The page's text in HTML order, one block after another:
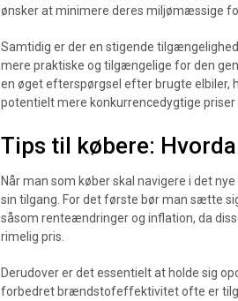
ønsker at minimere deres miljømæssige
Samtidig er der en stigende
mere praktiske og tilgængelige for den
en øget efterspørgsel efter brugte elbiler,
potentielt mere konkurrencedygtige priser
Tips til købere:
Når man som køber skal navigere i det
sin tilgang. For det første bør man sætte
såsom renteændringer og inflation, da
rimelig pris.
Derudover er det essentielt at holde sig
forbedret brændstofeffektivitet ofte er